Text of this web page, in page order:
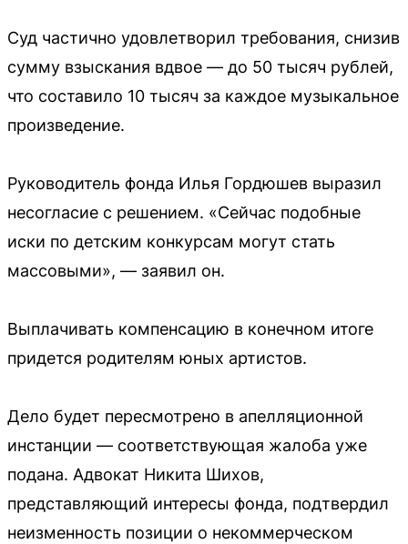
Суд частично удовлетворил требования, снизив
сумму взыскания вдвое — до 50 тысяч рублей,
что составило 10 тысяч за каждое музыкальное
произведение.
Руководитель фонда Илья Гордюшев выразил
несогласие с решением. «Сейчас подобные
иски по детским конкурсам могут стать
массовыми», — заявил он.
Выплачивать компенсацию в конечном итоге
придется родителям юных артистов.
Дело будет пересмотрено в апелляционной
инстанции — соответствующая жалоба уже
подана. Адвокат Никита Шихов,
представляющий интересы фонда, подтвердил
неизменность позиции о некоммерческом